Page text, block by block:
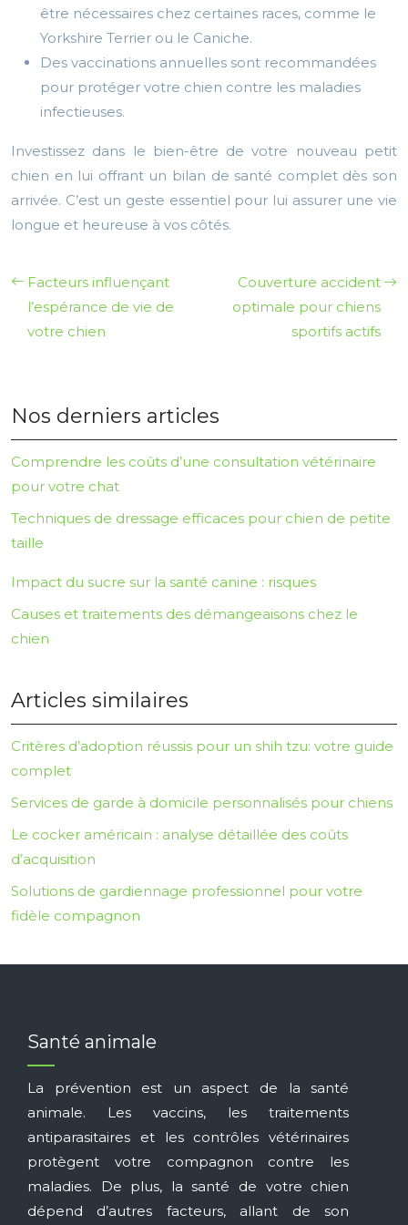
être nécessaires chez certaines races, comme le
Yorkshire Terrier ou le Caniche.
Des vaccinations annuelles sont recommandées
pour protéger votre chien contre les maladies
infectieuses.
Investissez dans le bien-être de votre nouveau petit
chien en lui offrant un bilan de santé complet dès son
arrivée. C’est un geste essentiel pour lui assurer une vie
longue et heureuse à vos côtés.
Facteurs influençant
l’espérance de vie de
votre chien
Couverture accident
optimale pour chiens
sportifs actifs
Nos derniers articles
Comprendre les coûts d’une consultation vétérinaire
pour votre chat
Techniques de dressage efficaces pour chien de petite
taille
Impact du sucre sur la santé canine : risques
Causes et traitements des démangeaisons chez le
chien
Articles similaires
Critères d’adoption réussis pour un shih tzu: votre guide
complet
Services de garde à domicile personnalisés pour chiens
Le cocker américain : analyse détaillée des coûts
d’acquisition
Solutions de gardiennage professionnel pour votre
fidèle compagnon
Santé animale
La prévention est un aspect de la santé
animale. Les vaccins, les traitements
antiparasitaires et les contrôles vétérinaires
protègent votre compagnon contre les
maladies. De plus, la santé de votre chien
dépend d’autres facteurs, allant de son